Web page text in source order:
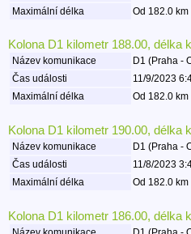
Maximální délka
Od 182.0
Kolona D1 kilometr 188.00, délka
Název komunikace
D1 (Praha -
Čas události
11/9/2023
Maximální délka
Od 182.0
Kolona D1 kilometr 190.00, délka
Název komunikace
D1 (Praha -
Čas události
11/8/2023
Maximální délka
Od 182.0
Kolona D1 kilometr 186.00, délka